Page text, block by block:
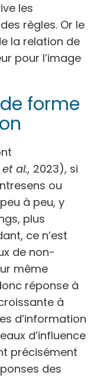
les
règles. Or le
la relation de
pour l’image
forme
et al., 2023), si
ou
à peu, y
plus
ce n’est
de non-
même
réponse à
à
d’information
d’influence
précisément
des